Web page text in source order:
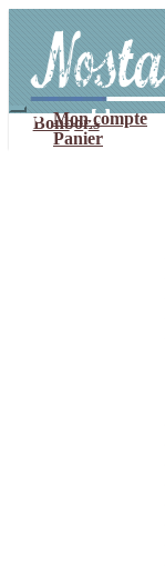
navigation
contenu
Mon compte
Panier
Bonbons